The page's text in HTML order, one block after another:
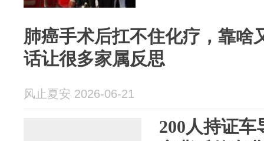
肺癌手术后扛不住化疗，靠啥
话让很多家属反思
风止夏安 2026-06-21
200人持证车